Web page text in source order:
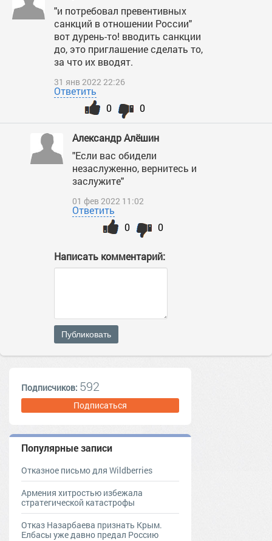
"и потребовал превентивных
санкций в отношении России"
вот дурень-то! вводить санкции
до, это приглашение сделать то,
за что их вводят.
31 янв 2022 22:26
Ответить
0
0
Александр Алёшин
"Если вас обидели
незаслуженно, вернитесь и
заслужите"
01 фев 2022 11:02
Ответить
0
0
Написать комментарий:
Публиковать
Подписчиков: 592
Подписаться
Популярные записи
Отказное письмо для Wildberries
Армения хитростью избежала
стратегической катастрофы
Отказ Назарбаева признать Крым.
Елбасы уже давно предал Россию